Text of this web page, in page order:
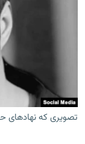
تصویری که نهادهای